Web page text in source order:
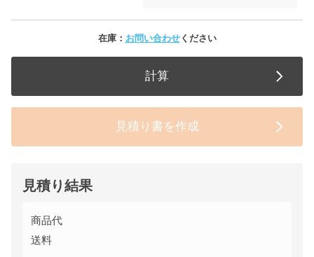
在庫： お問い合わせください
計算
見積り書を作成
見積り結果
商品代
送料